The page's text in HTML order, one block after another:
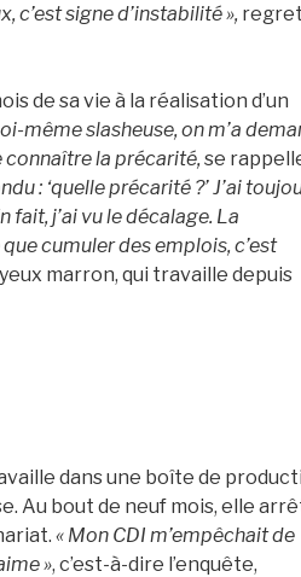
c’est signe d’instabilité »,
de sa vie à la réalisation d’un
même slasheuse, on m’a
connaître la précarité, se
: ‘quelle précarité ?’ J’ai
fait, j’ai vu le décalage. La
cumuler des emplois, c’est
marron, qui travaille depuis
dans une boîte de
Au bout de neuf mois, elle
« Mon CDI m’empêchait de
», c’est-à-dire l’enquête,